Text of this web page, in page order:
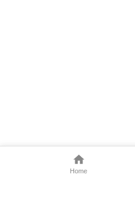
Home